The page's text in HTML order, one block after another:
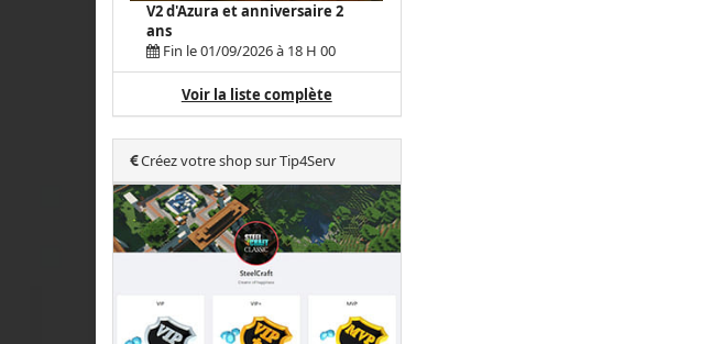
V2 d'Azura et anniversaire 2
ans
Fin le 01/09/2026 à 18 H 00
Voir la liste complète
Créez votre shop sur Tip4Serv